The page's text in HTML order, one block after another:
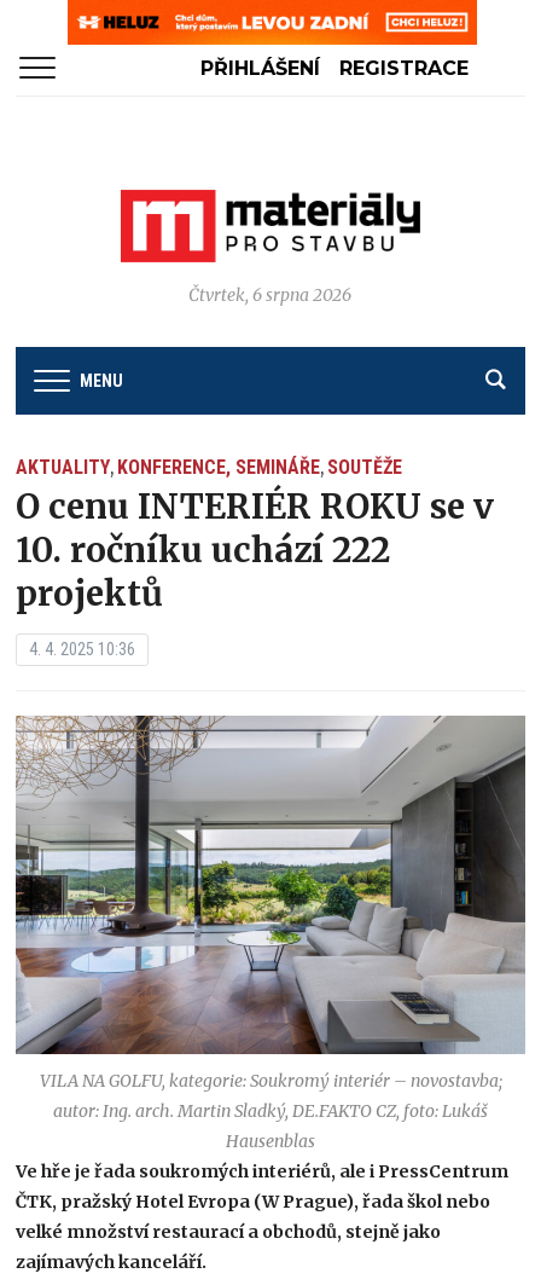
PŘIHLÁŠENÍ REGISTRACE
Čtvrtek, 6 srpna 2026
MENU
AKTUALITY, KONFERENCE, SEMINÁŘE, SOUTĚŽE
O cenu INTERIÉR ROKU se v
10. ročníku uchází 222
projektů
4. 4. 2025 10:36
VILA NA GOLFU, kategorie: Soukromý interiér – novostavba;
autor: Ing. arch. Martin Sladký, DE.FAKTO CZ, foto: Lukáš
Hausenblas
Ve hře je řada soukromých interiérů, ale i PressCentrum
ČTK, pražský Hotel Evropa (W Prague), řada škol nebo
velké množství restaurací a obchodů, stejně jako
zajímavých kanceláří.